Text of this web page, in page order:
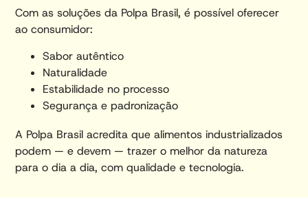
Com as soluções da Polpa Brasil, é possível oferecer
ao consumidor:
Sabor autêntico
Naturalidade
Estabilidade no processo
Segurança e padronização
A Polpa Brasil acredita que alimentos industrializados
podem — e devem — trazer o melhor da natureza
para o dia a dia, com qualidade e tecnologia.